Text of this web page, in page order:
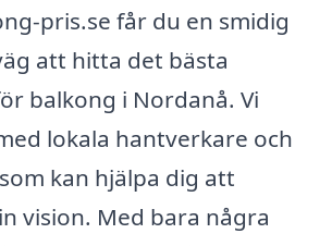
pris.se får du en smidig
att hitta det bästa
balkong i Nordanå. Vi
lokala hantverkare och
kan hjälpa dig att
vision. Med bara några